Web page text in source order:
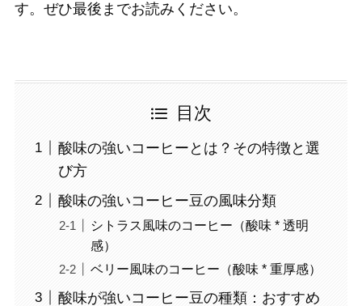
す。ぜひ最後までお読みください。
目次
酸味の強いコーヒーとは？その特徴と選
び方
酸味の強いコーヒー豆の風味分類
シトラス風味のコーヒー（酸味 * 透明
感）
ベリー風味のコーヒー（酸味 * 重厚感）
酸味が強いコーヒー豆の種類：おすすめ